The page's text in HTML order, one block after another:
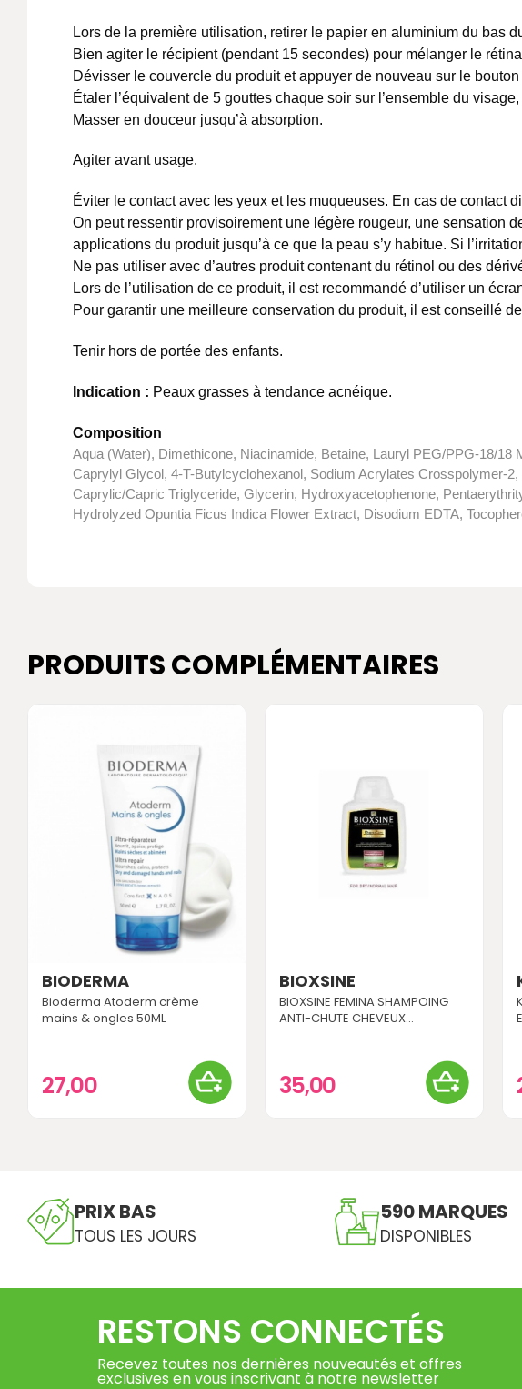
Lors de la première utilisation, retirer le papier en aluminium du bas
Bien agiter le récipient (pendant 15 secondes) pour mélanger le
Dévisser le couvercle du produit et appuyer de nouveau sur le
Étaler l’équivalent de 5 gouttes chaque soir sur l’ensemble du
Masser en douceur jusqu’à absorption.
Agiter avant usage.
Éviter le contact avec les yeux et les muqueuses. En cas de contact
On peut ressentir provisoirement une légère rougeur, une sensation
applications du produit jusqu’à ce que la peau s’y habitue. Si
Ne pas utiliser avec d’autres produit contenant du rétinol ou des
Lors de l’utilisation de ce produit, il est recommandé d’utiliser un
Pour garantir une meilleure conservation du produit, il est conseillé
Tenir hors de portée des enfants.
Indication : Peaux grasses à tendance acnéique.
Composition
Aqua (Water), Dimethicone, Niacinamide, Betaine, Lauryl PEG/PPG-18/
Caprylyl Glycol, 4-T-Butylcyclohexanol, Sodium Acrylates Crosspolymer-
Caprylic/Capric Triglyceride, Glycerin, Hydroxyacetophenone,
Hydrolyzed Opuntia Ficus Indica Flower Extract, Disodium EDTA,
PRODUITS COMPLÉMENTAIRES
BIODERMA
Bioderma Atoderm crème
mains & ongles 50ML
27,00
BIOXSINE
BIOXSINE FEMINA SHAMPOING
ANTI-CHUTE CHEVEUX...
35,00
PRIX BAS
TOUS LES JOURS
590 MARQUES
DISPONIBLES
RESTONS CONNECTÉS
Recevez toutes nos dernières nouveautés et offres
exclusives en vous inscrivant à notre newsletter